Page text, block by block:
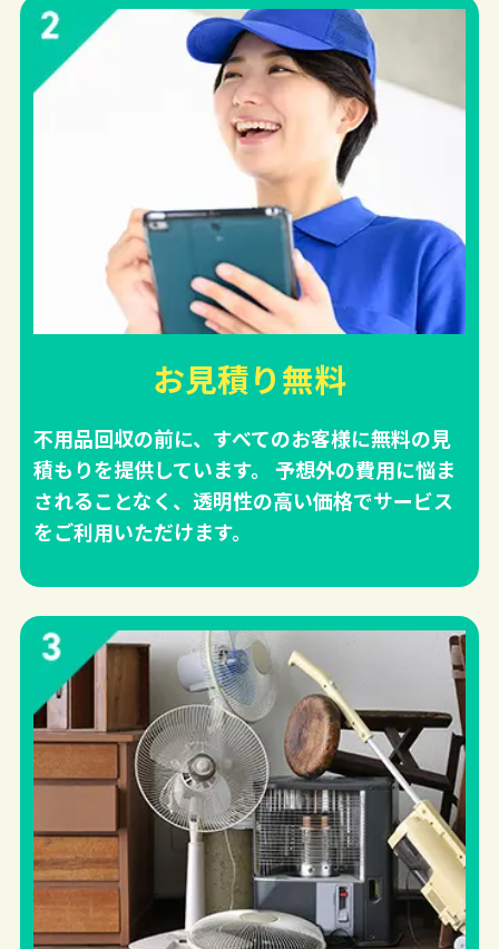
お見積り無料
不用品回収の前に、すべてのお客様に無料の見
積もりを提供しています。 予想外の費用に悩ま
されることなく、透明性の高い価格でサービス
をご利用いただけます。